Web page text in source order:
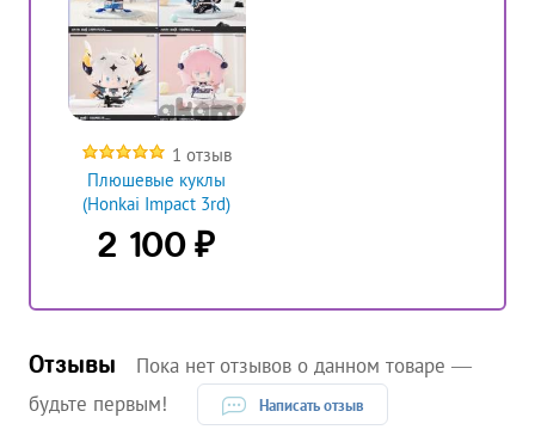
1 отзыв
Плюшевые куклы
(Honkai Impact 3rd)
2 100 ₽
Отзывы
Пока нет отзывов о данном товаре —
будьте первым!
Написать отзыв